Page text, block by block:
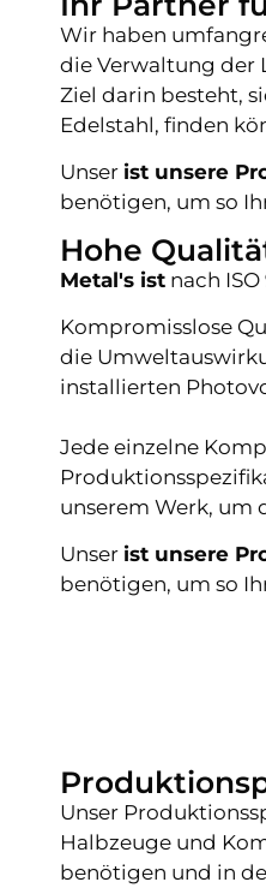
Wir haben
die Verwaltung der
Ziel darin besteht,
Edelstahl, finden
Unser ist unsere
benötigen, um so
Hohe
Metal's ist nach
Kompromisslose
die
installierten
Jede einzelne
unserem Werk, um
Unser ist unsere
benötigen, um so
Unser
Halbzeuge und
benötigen und in